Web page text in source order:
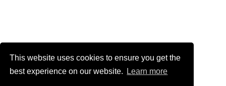
This website uses cookies to ensure you get the
best experience on our website.
Learn more